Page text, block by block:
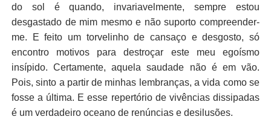
do sol é quando, invariavelmente, sempre estou
desgastado de mim mesmo e não suporto compreender-
me. E feito um torvelinho de cansaço e desgosto, só
encontro motivos para destroçar este meu egoísmo
insípido. Certamente, aquela saudade não é em vão.
Pois, sinto a partir de minhas lembranças, a vida como se
fosse a última. E esse repertório de vivências dissipadas
é um verdadeiro oceano de renúncias e desilusões.